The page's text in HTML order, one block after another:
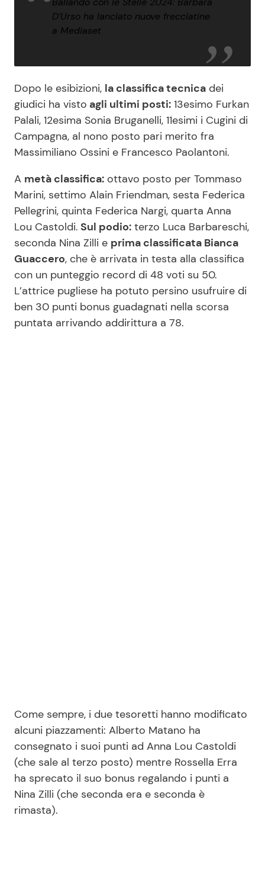
D’Urso ha lanciato nuove frecciatine
a Mediaset
Dopo le esibizioni, la classifica tecnica dei
giudici ha visto agli ultimi posti: 13esimo Furkan
Palali, 12esima Sonia Bruganelli, 11esimi i Cugini di
Campagna, al nono posto pari merito fra
Massimiliano Ossini e Francesco Paolantoni.
A metà classifica: ottavo posto per Tommaso
Marini, settimo Alain Friendman, sesta Federica
Pellegrini, quinta Federica Nargi, quarta Anna
Lou Castoldi. Sul podio: terzo Luca Barbareschi,
seconda Nina Zilli e prima classificata Bianca
Guaccero, che è arrivata in testa alla classifica
con un punteggio record di 48 voti su 50.
L’attrice pugliese ha potuto persino usufruire di
ben 30 punti bonus guadagnati nella scorsa
puntata arrivando addirittura a 78.
Come sempre, i due tesoretti hanno modificato
alcuni piazzamenti: Alberto Matano ha
consegnato i suoi punti ad Anna Lou Castoldi
(che sale al terzo posto) mentre Rossella Erra
ha sprecato il suo bonus regalando i punti a
Nina Zilli (che seconda era e seconda è
rimasta).